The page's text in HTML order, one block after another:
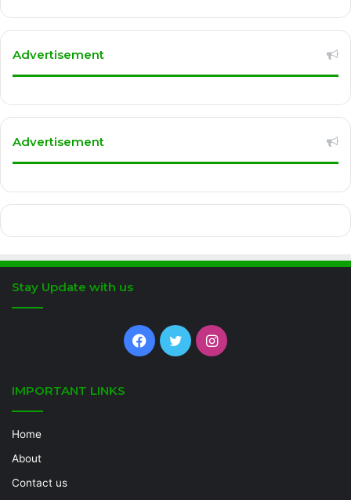
Advertisement
Advertisement
Stay Update with us
Facebook
TwitterInstagram
IMPORTANT LINKS
Home
About
Contact us